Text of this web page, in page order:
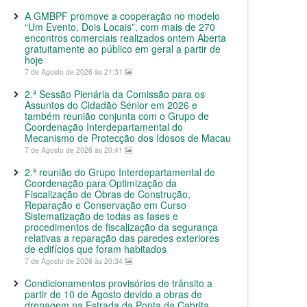
A GMBPF promove a cooperação no modelo
“Um Evento, Dois Locais”, com mais de 270
encontros comerciais realizados ontem Aberta
gratuitamente ao público em geral a partir de
hoje
7 de Agosto de 2026 às 21:31
2.ª Sessão Plenária da Comissão para os
Assuntos do Cidadão Sénior em 2026 e
também reunião conjunta com o Grupo de
Coordenação Interdepartamental do
Mecanismo de Protecção dos Idosos de Macau
7 de Agosto de 2026 às 20:41
2.ª reunião do Grupo Interdepartamental de
Coordenação para Optimização da
Fiscalização de Obras de Construção,
Reparação e Conservação em Curso
Sistematização de todas as fases e
procedimentos de fiscalização da segurança
relativas a reparação das paredes exteriores
de edifícios que foram habitados
7 de Agosto de 2026 às 20:34
Condicionamentos provisórios de trânsito a
partir de 10 de Agosto devido a obras de